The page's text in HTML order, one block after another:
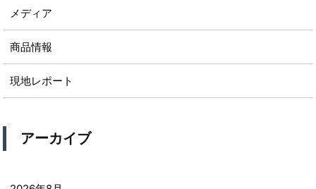
メディア
商品情報
現地レポート
アーカイブ